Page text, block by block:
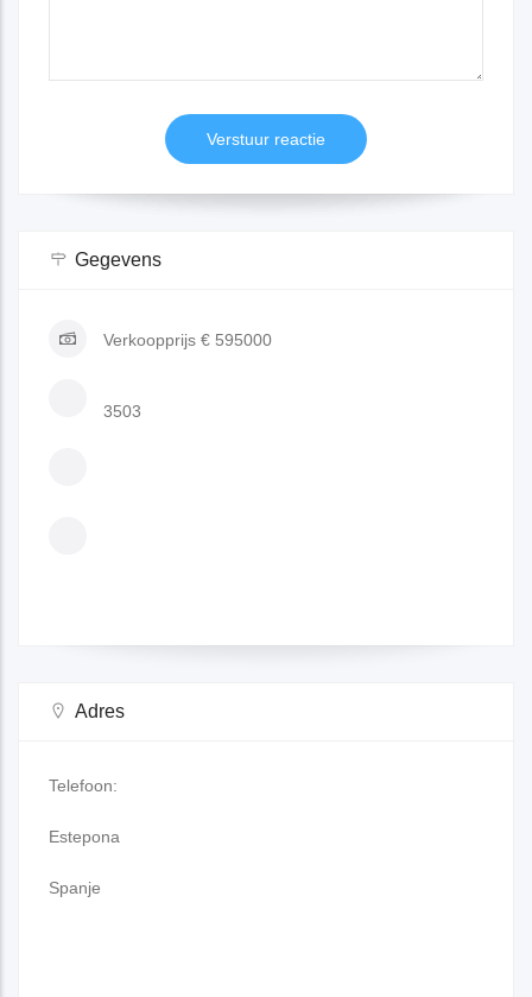
Gegevens
Verkoopprijs € 595000
3503
Adres
Telefoon:
Estepona
Spanje